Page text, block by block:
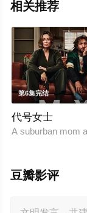
相关推荐
第6集完结
代号女士
A suburban mom
豆瓣影评